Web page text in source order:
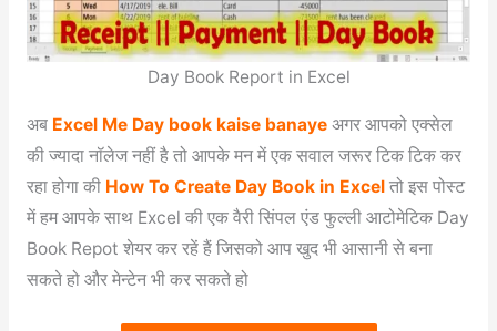
Day Book Report in Excel
अब Excel Me Day book kaise banaye अगर आपको एक्सेल
की ज्यादा नॉलेज नहीं है तो आपके मन में एक सवाल जरूर टिक टिक कर
रहा होगा की How To Create Day Book in Excelतो इस पोस्ट
में हम आपके साथ Excel की एक वैरी सिंपल एंड फुल्ली आटोमेटिक Day
Book Repot शेयर कर रहें हैं जिसको आप खुद भी आसानी से बना
सकते हो और मेन्टेन भी कर सकते हो